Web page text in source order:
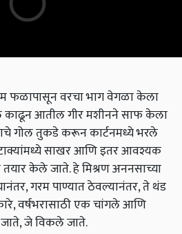
फळापासून वरचा भाग वेगळा केला
काढून आतील गीर मशीनने साफ केला
गोल तुकडे करून कार्टनमध्ये भरले
टाक्यांमध्ये साखर आणि इतर आवश्यक
तयार केले जाते. हे मिश्रण अननसाच्या
गरम पाण्यात ठेवल्यानंतर,ते थंड
,वर्षभरासाठी एक चांगले आणि
,जे विकले जाते.